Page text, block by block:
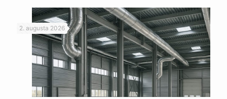
2. augusta 2026